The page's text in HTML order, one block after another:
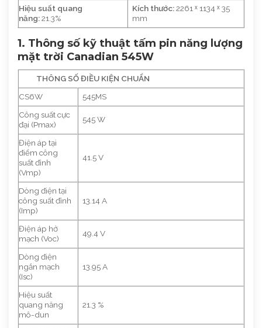
Hiệu suất quang
năng:21.3%
Kích thước:2261 ˣ 1134 ˣ 35
mm
1. Thông số kỹ thuật tấm pin năng lượng
mặt trời Canadian 545W
THÔNG SỐ ĐIỀU KIỆN CHUẨN
CS6W
545MS
Công suất cực
đại (Pmax)
545 W
Điện áp tại
điểm công
suất đỉnh
(Vmp)
41.5 V
Dòng điện tại
công suất đỉnh
(Imp)
13.14 A
Điện áp hở
mạch (Voc)
49.4 V
Dòng điện
ngắn mạch
(Isc)
13.95 A
Hiệu suất
quang năng
mô-dun
21.3 %